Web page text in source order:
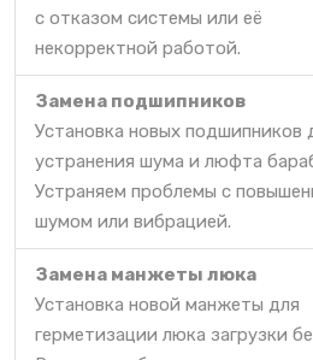
с отказом системы или её
некорректной работой.
Замена подшипников
Установка новых подшипников
устранения шума и люфта
Устраняем проблемы с
шумом или вибрацией.
Замена манжеты люка
Установка новой манжеты для
герметизации люка загрузки